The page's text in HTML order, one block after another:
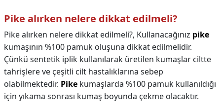
Pike alırken nelere dikkat edilmeli?
Pike alırken nelere dikkat edilmeli?, Kullanacağınız pike
kumaşının %100 pamuk oluşuna dikkat edilmelidir.
Çünkü sentetik iplik kullanılarak üretilen kumaşlar ciltte
tahrişlere ve çeşitli cilt hastalıklarına sebep
olabilmektedir. Pike kumaşlarda %100 pamuk kullanıldığı
için yıkama sonrası kumaş boyunda çekme olacaktır.